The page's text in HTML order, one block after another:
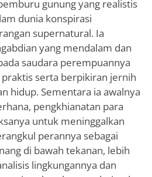
gunung yang realistis
dunia konspirasi
supernatural. Ia
yang mendalam dan
saudara perempuannya
serta berpikiran jernih
hidup. Sementara ia awalnya
pengkhianatan para
untuk meninggalkan
perannya sebagai
di bawah tekanan, lebih
lingkungannya dan